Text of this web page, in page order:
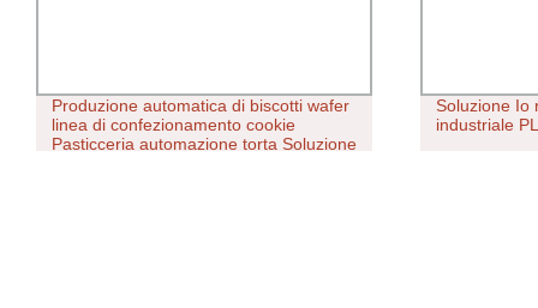
Produzione automatica di biscotti wafer
linea di confezionamento cookie
Pasticceria automazione torta Soluzione
Soluzione Io
industriale